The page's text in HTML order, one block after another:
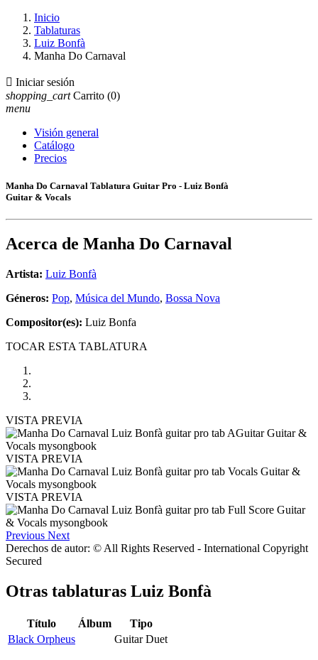
Inicio
Tablaturas
Luiz Bonfà
Manha Do Carnaval
 Iniciar sesión
shopping_cart Carrito (0)
menu
Visión general
Catálogo
Precios
Manha Do Carnaval Tablatura Guitar Pro - Luiz Bonfà
Guitar & Vocals
Acerca de Manha Do Carnaval
Artista: Luiz Bonfà
Géneros: Pop, Música del Mundo, Bossa Nova
Compositor(es): Luiz Bonfa
TOCAR ESTA TABLATURA
VISTA PREVIA
VISTA PREVIA
VISTA PREVIA
Previous Next
Derechos de autor: © All Rights Reserved - International Copyright
Secured
Otras tablaturas Luiz Bonfà
Título Álbum
Tipo
Black Orpheus
Guitar Duet